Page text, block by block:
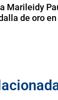
Marileidy
de oro